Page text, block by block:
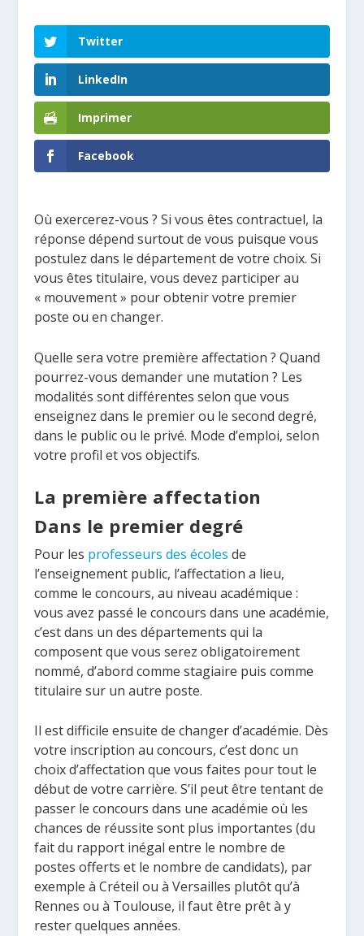
Twitter
LinkedIn
Imprimer
Facebook
Où exercerez-vous ? Si vous êtes contractuel, la
réponse dépend surtout de vous puisque vous
postulez dans le département de votre choix. Si
vous êtes titulaire, vous devez participer au
« mouvement » pour obtenir votre premier
poste ou en changer.
Quelle sera votre première affectation ? Quand
pourrez-vous demander une mutation ? Les
modalités sont différentes selon que vous
enseignez dans le premier ou le second degré,
dans le public ou le privé. Mode d’emploi, selon
votre profil et vos objectifs.
La première affectation
Dans le premier degré
Pour les professeurs des écoles de
l’enseignement public, l’affectation a lieu,
comme le concours, au niveau académique :
vous avez passé le concours dans une académie,
c’est dans un des départements qui la
composent que vous serez obligatoirement
nommé, d’abord comme stagiaire puis comme
titulaire sur un autre poste.
Il est difficile ensuite de changer d’académie. Dès
votre inscription au concours, c’est donc un
choix d’affectation que vous faites pour tout le
début de votre carrière. S’il peut être tentant de
passer le concours dans une académie où les
chances de réussite sont plus importantes (du
fait du rapport inégal entre le nombre de
postes offerts et le nombre de candidats), par
exemple à Créteil ou à Versailles plutôt qu’à
Rennes ou à Toulouse, il faut être prêt à y
rester quelques années.